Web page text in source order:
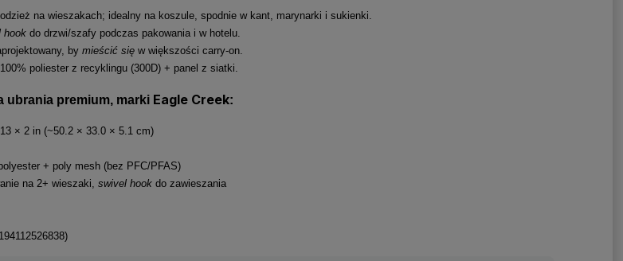
na wieszakach; idealny na koszule, spodnie w kant, marynarki i sukienki.
hookdo drzwi/szafy podczas pakowania i w hotelu.
by mieścić sięw większości carry-on.
poliester z recyklingu (300D) + panel z siatki.
ubrania premium, marki Eagle Creek:
× 2 in (~50.2 × 33.0 × 5.1 cm)
+ poly mesh (bez PFC/PFAS)
na 2+ wieszaki, swivel hookdo zawieszania